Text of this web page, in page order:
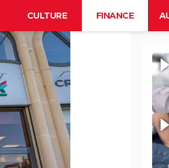
CULTURE FINANCE